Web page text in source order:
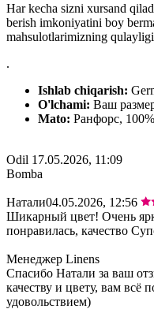
Har kecha sizni xursand
berish imkoniyatini boy
mahsulotlarimizning
.
Ishlab chiqarish:
O'lchami: Ваш
Mato: Ранфорс,
Odil 17.05.2026, 11:09
Bomba
Натали04.05.2026, 12:56
Шикарный цвет! Очень
понравилась, качество
Менеджер Linens
Спасибо Натали за ваш
качеству и цвету, вам всё
удовольствием)